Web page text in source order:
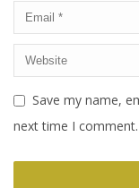
Save my name,
next time I comment.